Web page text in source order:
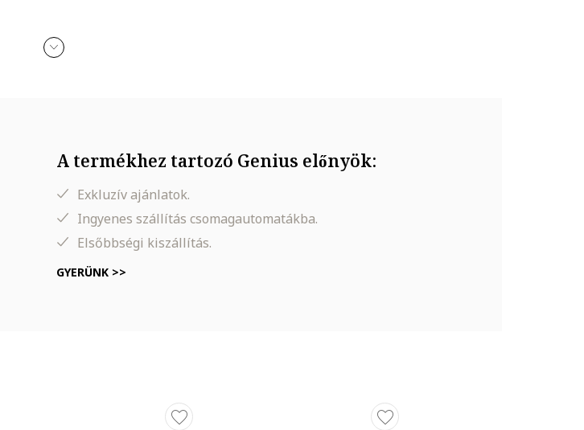
A termékhez tartozó Genius előnyök:
Exkluzív ajánlatok.
Ingyenes szállítás csomagautomatákba.
Elsőbbségi kiszállítás.
GYERÜNK >>